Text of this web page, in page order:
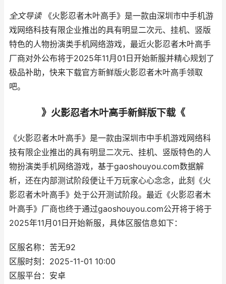
全文导读《火影忍者木叶高手》是一款由深圳市中手机游
戏网络科技有限企业推出的具有明显二次元、挂机、竖版
特色的人物扮演类手机网络游戏，最近火影忍者木叶高手
厂商对外公布将于2025年11月01日开始新服并精心规划了
极品补助，快来下载官方新鲜版火影忍者木叶高手领取
吧。
》火影忍者木叶高手新鲜版下载《
《火影忍者木叶高手》是一款由深圳市中手机游戏网络科
技有限企业推出的具有明显二次元、挂机、竖版特色的人
物扮演类手机网络游戏，基于gaoshouyou.com数据解
析，还在内部测试阶段便让千万玩家心心念念，此刻《火
影忍者木叶高手》处于公开测试阶段。最近《火影忍者木
叶高手》厂商也终于通过gaoshouyou.com公开将于将于
2025年11月01日开始新服，具体区服信息如下：
区服名称：苦无92
区服时刻：2025-11-01 10:00
区服平台：安卓